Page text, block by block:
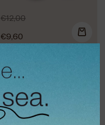
€12,00
€9,60
Σκουλαρίκια All